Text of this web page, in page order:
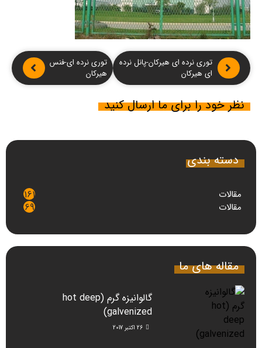
توری نرده ای هیرکان-پانل نرده
ای هیرکان
توری نرده ای-فنس
هیرکان
نظر خود را برای ما ارسال کنید
دسته بندی
مقالات 161
مقالات 69
مقاله های ما
گالوانیزه گرم (hot deep
galvenized)
26 اکتبر 2017